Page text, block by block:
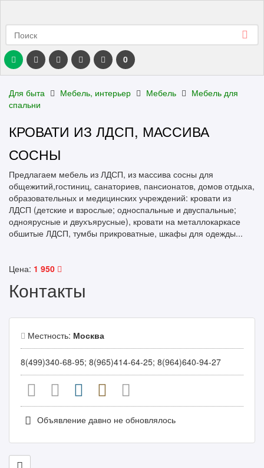
0
Для быта Мебель, интерьер Мебель
Мебель для
спальни
КРОВАТИ ИЗ ЛДСП, МАССИВА
СОСНЫ
Предлагаем мебель из ЛДСП, из массива сосны для
общежитий,гостиниц, санаториев, пансионатов, домов отдыха,
образовательных и медицинских учреждений: кровати из
ЛДСП (детские и взрослые; односпальные и двуспальные;
одноярусные и двухъярусные), кровати на металлокаркасе
обшитые ЛДСП, тумбы прикроватные, шкафы для одежды...
Цена: 1 950
Контакты
Местность: Москва
8(499)340-68-95; 8(965)414-64-25; 8(964)640-94-27
Объявление давно не обновлялось